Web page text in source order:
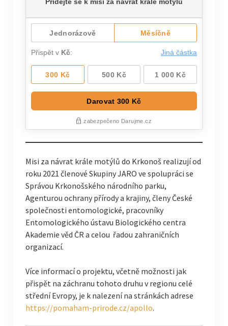
Misi za návrat krále motýlů do Krkonoš realizují od
roku 2021 členové Skupiny JARO ve spolupráci se
Správou Krkonošského národního parku,
Agenturou ochrany přírody a krajiny, členy České
společnosti entomologické, pracovníky
Entomologického ústavu Biologického centra
Akademie věd ČR a celou řadou zahraničních
organizací.
Více informací o projektu, včetně možnosti jak
přispět na záchranu tohoto druhu v regionu celé
střední Evropy, je k nalezení na stránkách adrese
https://pomaham-prirode.cz/apollo.